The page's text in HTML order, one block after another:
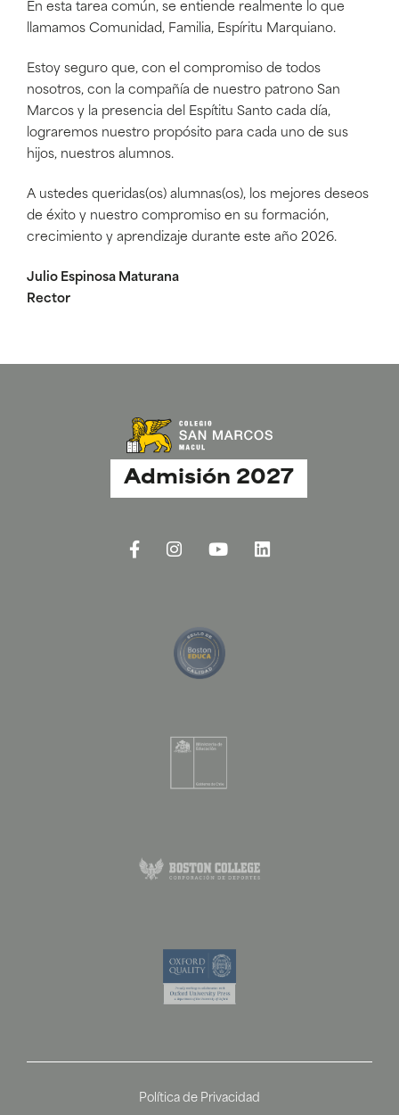
En esta tarea común, se entiende realmente lo que
llamamos Comunidad, Familia, Espíritu Marquiano.
Estoy seguro que, con el compromiso de todos
nosotros, con la compañía de nuestro patrono San
Marcos y la presencia del Espítitu Santo cada día,
lograremos nuestro propósito para cada uno de sus
hijos, nuestros alumnos.
A ustedes queridas(os) alumnas(os), los mejores deseos
de éxito y nuestro compromiso en su formación,
crecimiento y aprendizaje durante este año 2026.
Julio Espinosa Maturana
Rector
Admisión 2027
Política de Privacidad